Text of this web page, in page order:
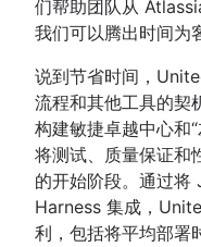
们帮助团队从
我们可以腾出时间为
说到节省时间，
流程和其他工具的契
构建敏捷卓越中心和
将测试、质量保证和
的开始阶段。通过
Harness 集成，
利，包括将平均部署